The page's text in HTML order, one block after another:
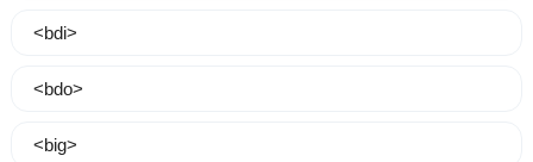
<bdi>
<bdo>
<big>